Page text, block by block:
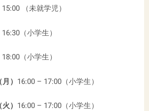
（未就学児）
（小学生）
（小学生）
） 16:00 – 17:00（小学生）
） 16:00 – 17:00（小学生）